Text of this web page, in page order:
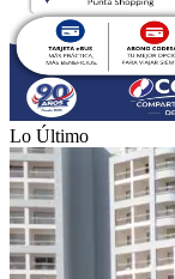
Lo Último